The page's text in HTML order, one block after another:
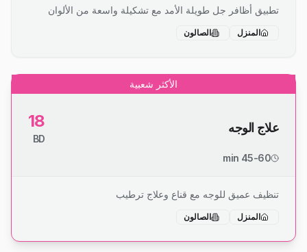
تطبيق أظافر جل طويلة الأمد مع تشكيلة واسعة من الألوان
المنزل الصالون
الأكثر شعبية
علاج الوجه 18
BD
45-60 min
تنظيف عميق للوجه مع قناع وعلاج ترطيب
المنزل الصالون